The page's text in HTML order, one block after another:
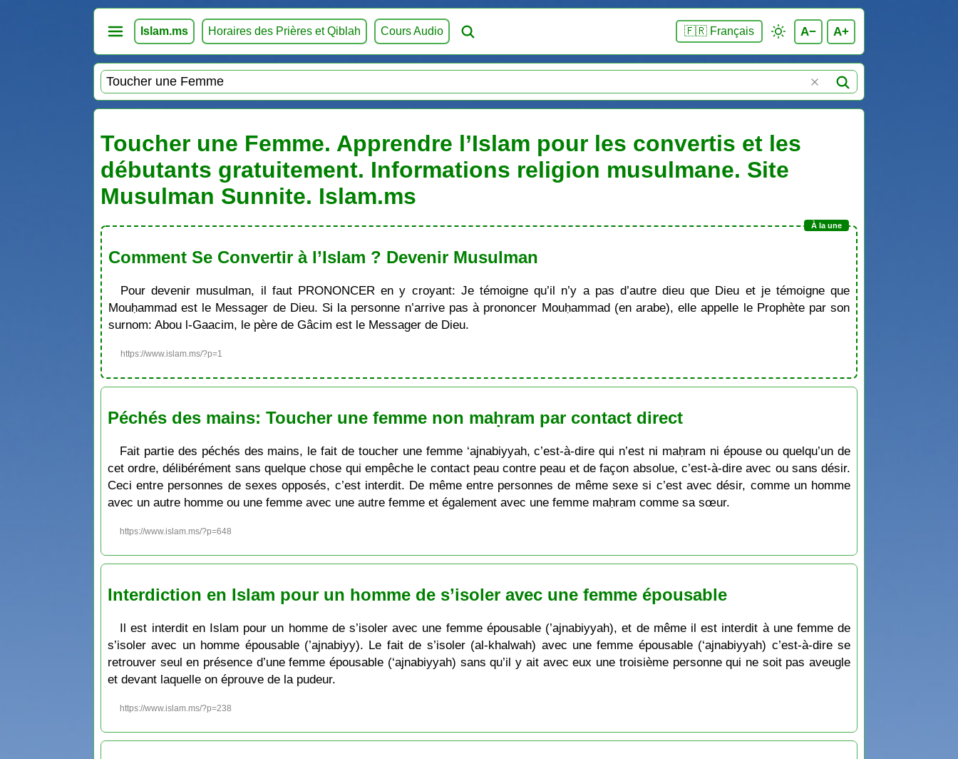
Islam.ms Horaires des Prières et Qiblah Cours Audio 🇫🇷 Français A− A+
Toucher une Femme. Apprendre l’Islam pour les convertis et les
débutants gratuitement. Informations religion musulmane. Site
Musulman Sunnite. Islam.ms
Comment Se Convertir à l’Islam ? Devenir Musulman
Pour devenir musulman, il faut PRONONCER en y croyant: Je témoigne qu’il n’y a pas d’autre dieu que Dieu et je témoigne que
Mouḥammad est le Messager de Dieu. Si la personne n’arrive pas à prononcer Mouḥammad (en arabe), elle appelle le Prophète par son
surnom: Abou l-Gaacim, le père de Gâcim est le Messager de Dieu.
https://www.islam.ms/?p=1
Péchés des mains: Toucher une femme non maḥram par contact direct
Fait partie des péchés des mains, le fait de toucher une femme ‘ajnabiyyah, c’est-à-dire qui n’est ni maḥram ni épouse ou quelqu’un de
cet ordre, délibérément sans quelque chose qui empêche le contact peau contre peau et de façon absolue, c’est-à-dire avec ou sans désir.
Ceci entre personnes de sexes opposés, c’est interdit. De même entre personnes de même sexe si c’est avec désir, comme un homme
avec un autre homme ou une femme avec une autre femme et également avec une femme maḥram comme sa sœur.
https://www.islam.ms/?p=648
Interdiction en Islam pour un homme de s’isoler avec une femme épousable
Il est interdit en Islam pour un homme de s’isoler avec une femme épousable (’ajnabiyyah), et de même il est interdit à une femme de
s’isoler avec un homme épousable (’ajnabiyy). Le fait de s’isoler (al-khalwah) avec une femme épousable (‘ajnabiyyah) c’est-à-dire se
retrouver seul en présence d’une femme épousable (‘ajnabiyyah) sans qu’il y ait avec eux une troisième personne qui ne soit pas aveugle
et devant laquelle on éprouve de la pudeur.
https://www.islam.ms/?p=238